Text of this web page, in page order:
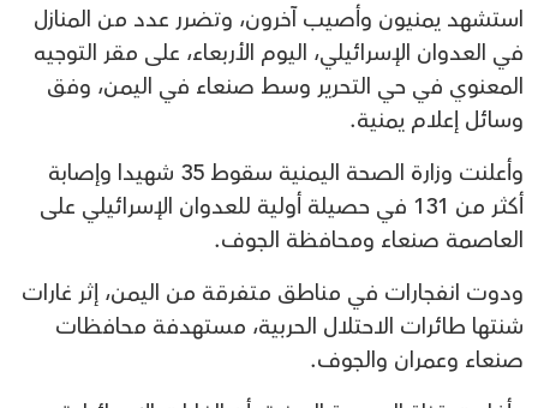
استشهد يمنيون وأصيب آخرون، وتضرر عدد من المنازل
في العدوان الإسرائيلي، اليوم الأربعاء، على مقر التوجيه
المعنوي في حي التحرير وسط صنعاء في اليمن، وفق
وسائل إعلام يمنية.
وأعلنت وزارة الصحة اليمنية سقوط 35 شهيدا وإصابة
أكثر من 131 في حصيلة أولية للعدوان الإسرائيلي على
العاصمة صنعاء ومحافظة الجوف.
ودوت انفجارات في مناطق متفرقة من اليمن، إثر غارات
شنتها طائرات الاحتلال الحربية، مستهدفة محافظات
صنعاء وعمران والجوف.